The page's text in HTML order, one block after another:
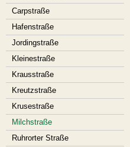
Carpstraße
Hafenstraße
Jordingstraße
Kleinestraße
Krausstraße
Kreutzstraße
Krusestraße
Milchstraße
Ruhrorter Straße